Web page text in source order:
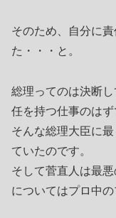
そのため、自分に
た・・・と。
総理ってのは決断
任を持つ仕事のはず
そんな総理大臣に
ていたのです。
そして菅直人は最
についてはプロ中の